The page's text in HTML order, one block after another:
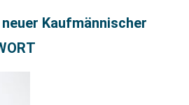
Kaufmännischer